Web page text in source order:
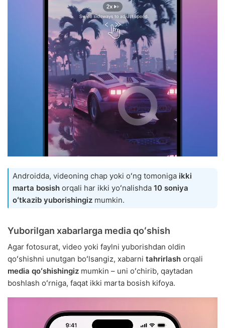
Androidda, videoning chap yoki oʻng tomoniga ikki
marta bosish orqali har ikki yoʻnalishda 10 soniya
oʻtkazib yuborishingiz mumkin.
Yuborilgan xabarlarga media qoʻshish
Agar fotosurat, video yoki faylni yuborishdan oldin
qoʻshishni unutgan boʻlsangiz, xabarni tahrirlash orqali
media qoʻshishingiz mumkin – uni oʻchirib, qaytadan
boshlash oʻrniga, faqat ikki marta bosish kifoya.